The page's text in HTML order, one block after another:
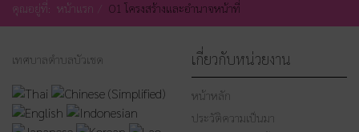
คุณอยู่ที่: หน้าแรก O1 โครงสร้างและอำนาจหน้าที่
เทศบาลตำบลบัวเชด เกี่ยวกับหน่วยงาน
หน้าหลัก
ประวัติความเป็นมา